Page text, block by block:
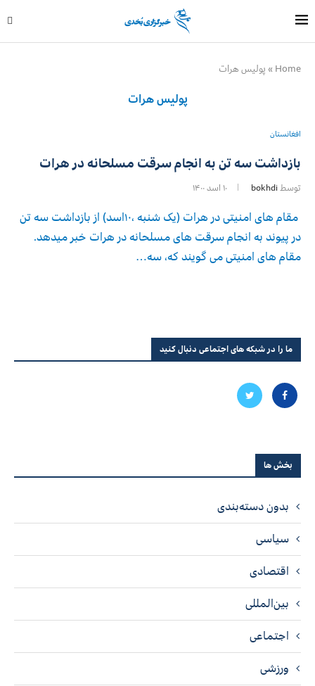
Home
» پولیس هرات
پولیس هرات
افغانستان
بازداشت سه تن به انجام سرقت مسلحانه در هرات
توسط bokhdi ۱۰ اسد ۱۴۰۰
مقام های امنیتی در هرات (یک شنبه ،۱۰اسد) از بازداشت سه تن
در پیوند به انجام سرقت های مسلحانه در هرات خبر میدهد.
مقام های امنیتی می گویند که، سه…
ما را در شبکه های اجتماعی دنبال کنید
بخش ها
بدون دسته‌بندی
سیاسی
اقتصادی
بین‌المللی
اجتماعی
ورزشی